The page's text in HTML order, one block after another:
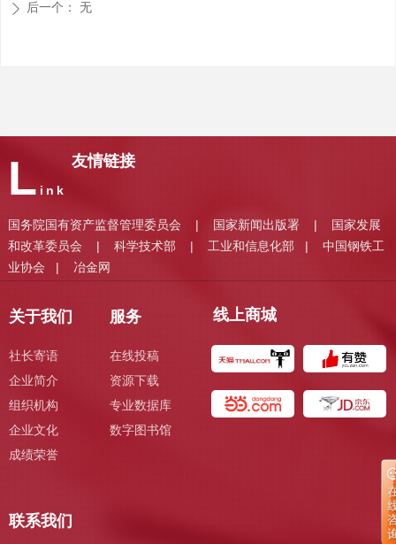
ꄲ 后一个： 无
关于我们
社长寄语
企业简介
组织机构
企业文化
成绩荣誉
服务
在线投稿
资源下载
专业数据库
数字图书馆
线上商城
联系我们
国务院国有资产监督管理委员会 | 国家新闻出版署 | 国家发展
和改革委员会 | 科学技术部 | 工业和信息化部 | 中国钢铁工
业协会 | 冶金网
L ink
友情链接